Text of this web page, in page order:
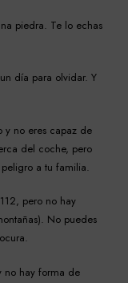
piedra. Te lo echas
día para olvidar. Y
y no eres capaz de
del coche, pero
a tu familia.
pero no hay
No puedes
no hay forma de